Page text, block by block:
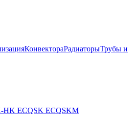
КонвектораРадиаторыТрубы и
HK ECQSK ECQSKM